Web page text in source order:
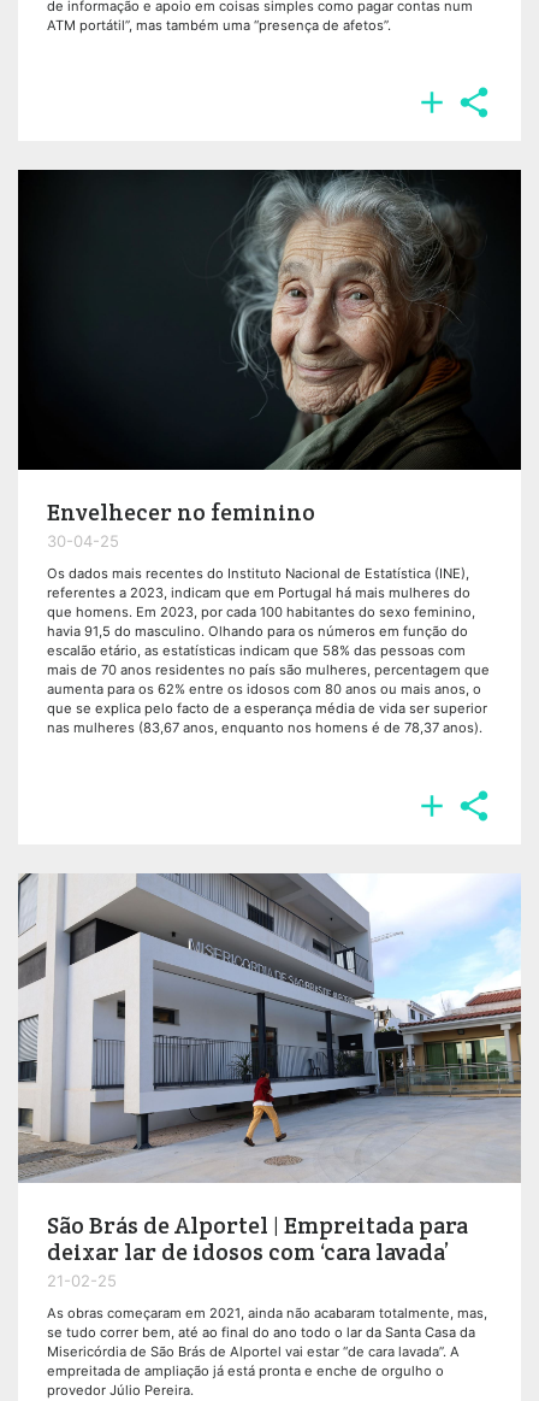
de informação e apoio em coisas simples como pagar contas num
ATM portátil”, mas também uma “presença de afetos”.
 
Envelhecer no feminino
30-04-25
Os dados mais recentes do Instituto Nacional de Estatística (INE),
referentes a 2023, indicam que em Portugal há mais mulheres do
que homens. Em 2023, por cada 100 habitantes do sexo feminino,
havia 91,5 do masculino. Olhando para os números em função do
escalão etário, as estatísticas indicam que 58% das pessoas com
mais de 70 anos residentes no país são mulheres, percentagem que
aumenta para os 62% entre os idosos com 80 anos ou mais anos, o
que se explica pelo facto de a esperança média de vida ser superior
nas mulheres (83,67 anos, enquanto nos homens é de 78,37 anos).
 
São Brás de Alportel | Empreitada para
deixar lar de idosos com ‘cara lavada’
21-02-25
As obras começaram em 2021, ainda não acabaram totalmente, mas,
se tudo correr bem, até ao final do ano todo o lar da Santa Casa da
Misericórdia de São Brás de Alportel vai estar “de cara lavada”. A
empreitada de ampliação já está pronta e enche de orgulho o
provedor Júlio Pereira.